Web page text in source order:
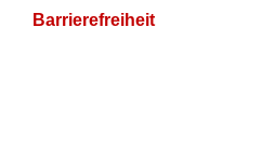
Barrierefreiheit